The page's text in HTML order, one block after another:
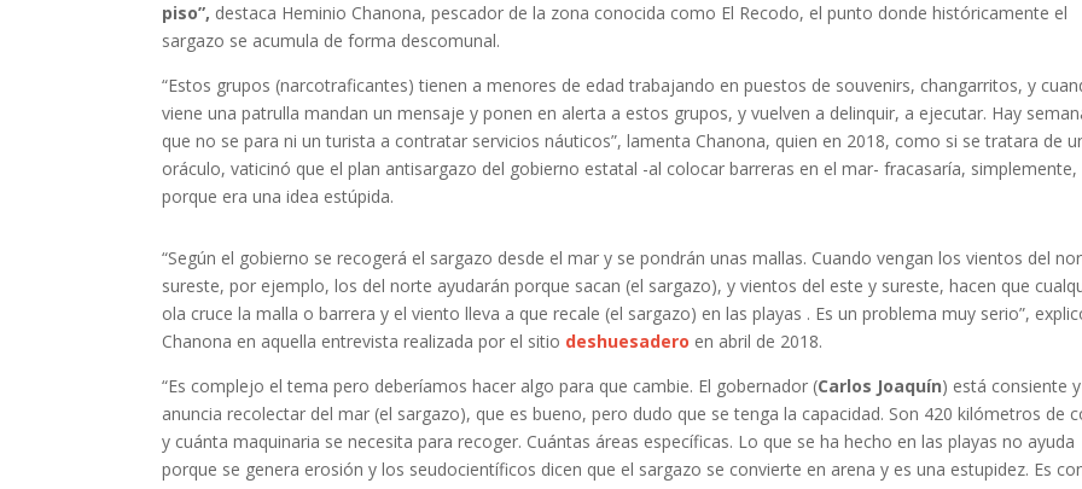
piso”, destaca Heminio Chanona, pescador de la zona conocida como El Recodo, el punto donde históricamente el
sargazo se acumula de forma descomunal.
“Estos grupos (narcotraficantes) tienen a menores de edad trabajando en puestos de souvenirs, changarritos, y
viene una patrulla mandan un mensaje y ponen en alerta a estos grupos, y vuelven a delinquir, a ejecutar. Hay
que no se para ni un turista a contratar servicios náuticos”, lamenta Chanona, quien en 2018, como si se tratara de
oráculo, vaticinó que el plan antisargazo del gobierno estatal -al colocar barreras en el mar- fracasaría, simplemente,
porque era una idea estúpida.
“Según el gobierno se recogerá el sargazo desde el mar y se pondrán unas mallas. Cuando vengan los vientos del
sureste, por ejemplo, los del norte ayudarán porque sacan (el sargazo), y vientos del este y sureste, hacen que
ola cruce la malla o barrera y el viento lleva a que recale (el sargazo) en las playas . Es un problema muy serio”,
Chanona en aquella entrevista realizada por el sitio deshuesadero en abril de 2018.
“Es complejo el tema pero deberíamos hacer algo para que cambie. El gobernador (Carlos Joaquín) está consiente y
anuncia recolectar del mar (el sargazo), que es bueno, pero dudo que se tenga la capacidad. Son 420 kilómetros de
y cuánta maquinaria se necesita para recoger. Cuántas áreas específicas. Lo que se ha hecho en las playas no ayuda
porque se genera erosión y los seudocientíficos dicen que el sargazo se convierte en arena y es una estupidez. Es